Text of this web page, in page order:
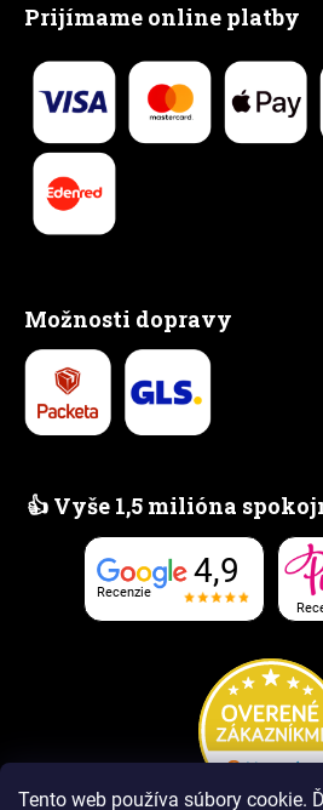
Tento web používa súbory cookie.
Prijímame online platby
Možnosti dopravy
👍 Vyše 1,5 milióna
Recenzie
4,9